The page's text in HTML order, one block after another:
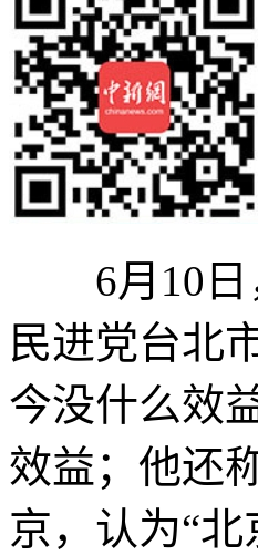
6月10日
民进党台北
今没什么效
效益；他还
京，认为“